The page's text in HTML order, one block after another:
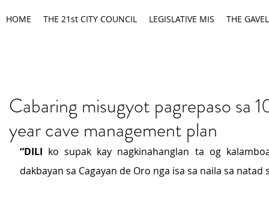
HOME THE 21st CITY COUNCIL LEGISLATIVE MIS THE GAVEL
Cabaring misugyot pagrepaso sa
year cave management plan
“DILI ko supak kay nagkinahanglan ta og
dakbayan sa Cagayan de Oro nga isa sa naila sa natad